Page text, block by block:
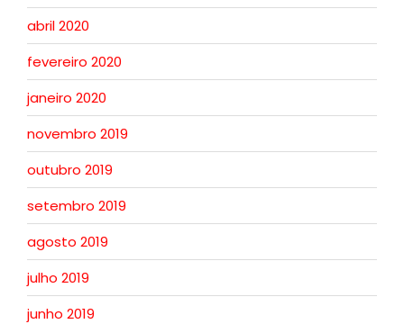
abril 2020
fevereiro 2020
janeiro 2020
novembro 2019
outubro 2019
setembro 2019
agosto 2019
julho 2019
junho 2019